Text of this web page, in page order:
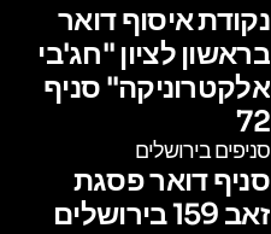
נקודת איסוף דואר
בראשון לציון "חג'בי
אלקטרוניקה" סניף
72
סניפים בירושלים
סניף דואר פסגת
זאב 159 בירושלים